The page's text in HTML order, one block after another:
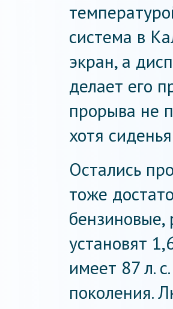
система в
экран, а
делает его
прорыва не
хотя
Остались
тоже
установят
имеет 87 л.
поколения.